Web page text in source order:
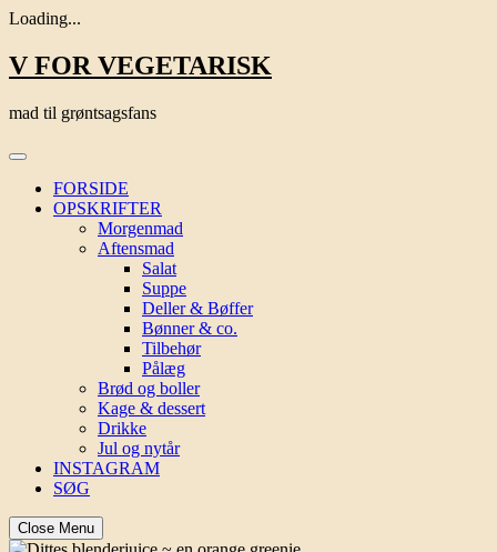
Loading...
Skip
to
V FOR VEGETARISK
mad til grøntsagsfans
FORSIDE
OPSKRIFTER
Morgenmad
Aftensmad
Salat
Suppe
Deller & Bøffer
Bønner & co.
Tilbehør
Pålæg
Brød og boller
Kage & dessert
Drikke
Jul og nytår
INSTAGRAM
SØG
Close Menu